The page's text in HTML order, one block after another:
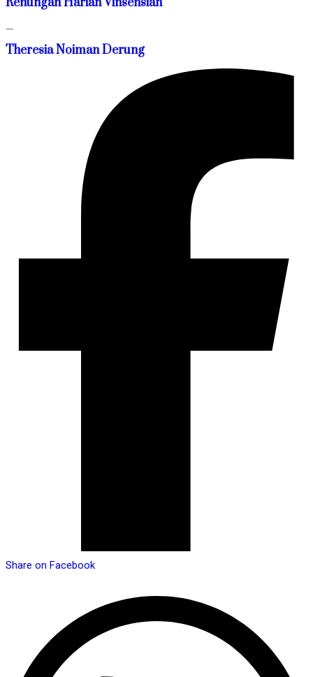
—
Theresia Noiman Derung
Share on Facebook